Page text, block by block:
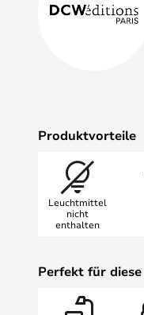
Produktvorteile
Leuchtmittel
nicht
enthalten
Perfekt für